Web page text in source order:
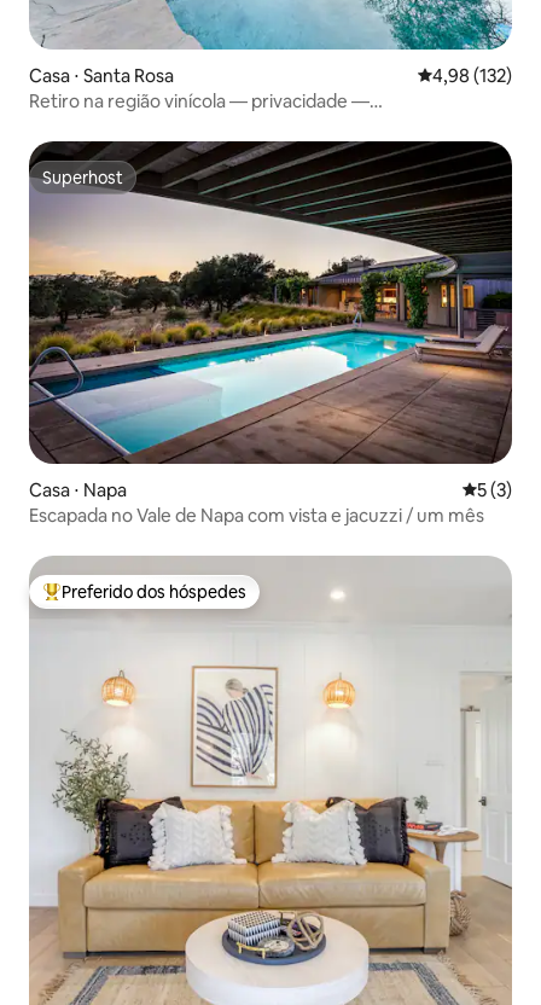
Casa ⋅ Santa Rosa 4,98 de uma
4,98 (132)
Retiro na região vinícola — privacidade —
Superhost
Superhost
Casa ⋅ Napa 5 de
5 (3)
Escapada no Vale de Napa com vista e jacuzzi / um mês
Entre os melhores preferidos dos hóspedes
Preferido dos hóspedes